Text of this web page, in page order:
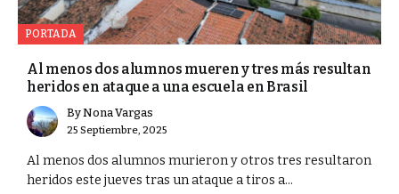
PORTADA
Al menos dos alumnos mueren y tres más resultan
heridos en ataque a una escuela en Brasil
ByNona Vargas
25 Septiembre, 2025
Al menos dos alumnos murieron y otros tres resultaron
heridos este jueves tras un ataque a tiros a...